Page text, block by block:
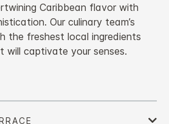
Caribbean flavor with
Our culinary team’s
the freshest local ingredients
will captivate your senses.